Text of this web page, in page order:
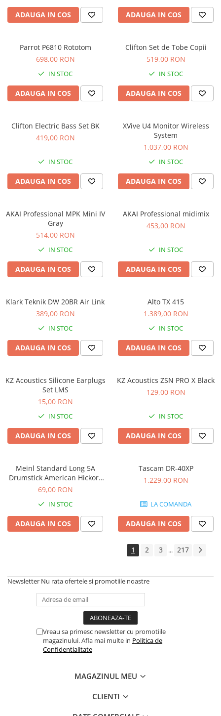
Recordere de studio
Standuri si stative de monitoare
Tratament acustic
Lumini si efecte
Comenzi si controllere
Ecrane LED
Efecte de lumini
Masini de fum si ceata
Moving Head-uri
Par Led si Pinspot
Proiectoare
Scene şi Ring-uri de Dans
Instrumente Muzicale
Chitare si bass
Claviaturi
Instrumente cu arcus
Instrumente de percutie
Instrumente si jucarii pentru copii
Instrumente traditionale
Accesorii DJ
Accesorii Pick-up si Vinyl
CD Playere DJ
Mixere DJ
Cabluri si conectori
Cabluri audio
Cabluri de instrumente
Cabluri de microfon
Cabluri DMX
Cabluri MIDI si audio digitale
ADAUGA IN COS ADAUGA IN COS
Parrot P6810 Rototom
698,00 RON
IN STOC
ADAUGA IN COS
Clifton Set de Tobe Copii
519,00 RON
IN STOC
ADAUGA IN COS
Clifton Electric Bass Set BK
419,00 RON
IN STOC
ADAUGA IN COS
XVive U4 Monitor Wireless
System
1.037,00 RON
IN STOC
ADAUGA IN COS
AKAI Professional MPK Mini IV
Gray
514,00 RON
IN STOC
ADAUGA IN COS
AKAI Professional midimix
453,00 RON
IN STOC
ADAUGA IN COS
Klark Teknik DW 20BR Air Link
389,00 RON
IN STOC
ADAUGA IN COS
Alto TX 415
1.389,00 RON
IN STOC
ADAUGA IN COS
KZ Acoustics Silicone Earplugs
Set LMS
15,00 RON
IN STOC
ADAUGA IN COS
KZ Acoustics ZSN PRO X Black
129,00 RON
IN STOC
ADAUGA IN COS
Meinl Standard Long 5A
Drumstick American Hickory
SB103
69,00 RON
IN STOC
ADAUGA IN COS
Tascam DR-40XP
1.229,00 RON
LA COMANDA
ADAUGA IN COS
1 2 3 ... 217
Newsletter Nu rata ofertele si promotiile noastre
Vreau sa primesc newsletter cu promotiile
magazinului. Afla mai multe in Politica de
Confidentialitate
MAGAZINUL MEU
CLIENTI